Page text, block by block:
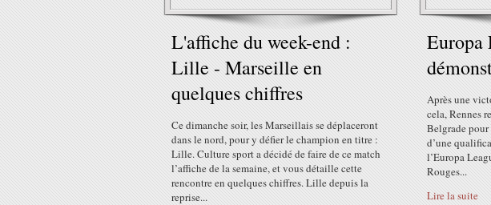
L'affiche du week-end :
Lille - Marseille en
quelques chiffres
Ce dimanche soir, les Marseillais se déplaceront
dans le nord, pour y défier le champion en titre :
Lille. Culture sport a décidé de faire de ce match
l’affiche de la semaine, et vous détaille cette
rencontre en quelques chiffres. Lille depuis la
reprise...
Europa
Après une
cela, Rennes
Belgrade pour
d’une
l’Europa
Rouges...
Lire la suite